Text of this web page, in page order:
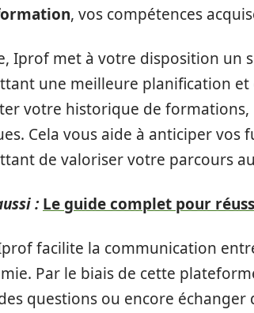
, vos compétences
Iprof met à votre disposition un
une meilleure planification et
votre historique de formations,
Cela vous aide à anticiper
de valoriser votre parcours
: Le guide complet pour
facilite la communication
Par le biais de cette
questions ou encore